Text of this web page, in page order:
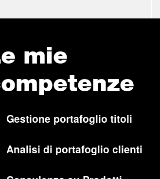
mie
Gestione portafoglio titoli
Analisi di portafoglio clienti